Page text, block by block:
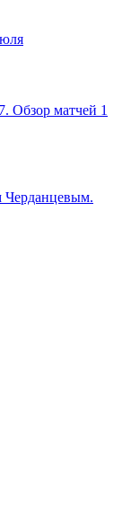
Обзор матчей 1
Черданцевым.